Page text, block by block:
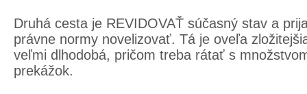
Druhá cesta je REVIDOVAŤ súčasný stav a
právne normy novelizovať. Tá je oveľa
veľmi dlhodobá, pričom treba rátať s
prekážok.